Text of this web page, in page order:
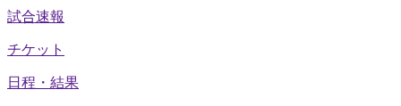
試合速報
チケット
日程・結果